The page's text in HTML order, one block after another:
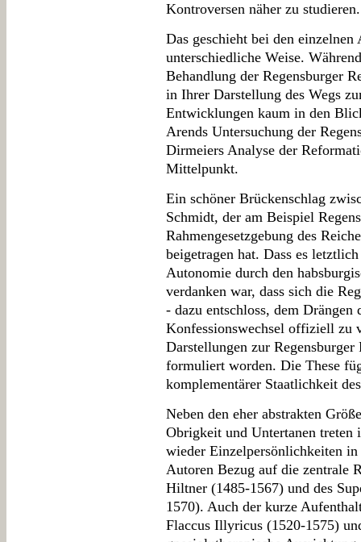
Kontroversen näher zu studieren.
Das geschieht bei den
unterschiedliche Weise.
Behandlung der Regensburger
in Ihrer Darstellung des Wegs
Entwicklungen kaum in den
Arends Untersuchung der
Dirmeiers Analyse der
Mittelpunkt.
Ein schöner Brückenschlag
Schmidt, der am Beispiel
Rahmengesetzgebung des
beigetragen hat. Dass es
Autonomie durch den
verdanken war, dass sich die
- dazu entschloss, dem Drängen
Konfessionswechsel offiziell zu
Darstellungen zur
formuliert worden. Die These
komplementärer Staatlichkeit
Neben den eher abstrakten
Obrigkeit und Untertanen treten
wieder Einzelpersönlichkeiten
Autoren Bezug auf die zentrale
Hiltner (1485-1567) und des
1570). Auch der kurze
Flaccus Illyricus (1520-1575)